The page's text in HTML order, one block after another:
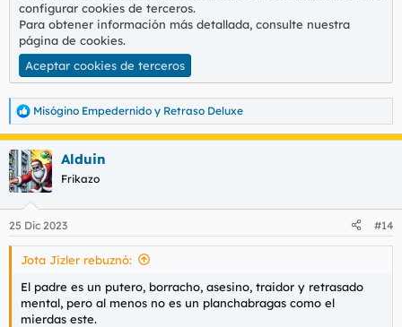
configurar cookies de terceros.
Para obtener información más detallada, consulte nuestra
página de cookies.
Aceptar cookies de terceros
R
e
a
c
c
i
e
s
Misógino Empedernido y Retraso Deluxe
Alduin
Frikazo
25 Dic 2023 #14
Jota Jizler rebuznó:
El padre es un putero, borracho, asesino, traidor y retrasado
mental, pero al menos no es un planchabragas como el
mierdas este.